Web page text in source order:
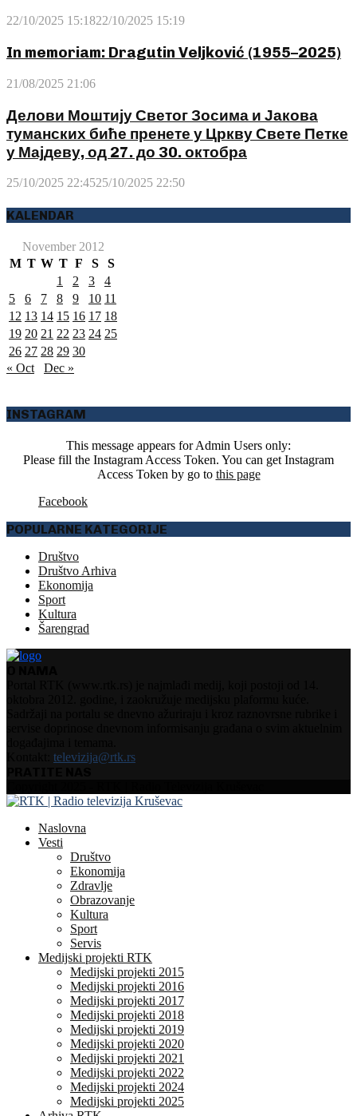
22/10/2025 15:1822/10/2025 15:19
In memoriam: Dragutin Veljković (1955–2025)
21/08/2025 21:06
Делови Моштију Светог Зосима и Јакова
туманских биће пренете у Цркву Свете Петке
у Мајдеву, од 27. до 30. октобра
25/10/2025 22:4525/10/2025 22:50
KALENDAR
November 2012
M T W T F S
S
1
2 3
4
5
6 7 8 9 10 11
12 13 14 15 16 17 18
19 20 21 22 23 24 25
26 27 28 29 30
« Oct
Dec »
INSTAGRAM
This message appears for Admin Users only:
Please fill the Instagram Access Token. You can get Instagram
Access Token by go to this page
Facebook
POPULARNE KATEGORIJE
Društvo
Društvo Arhiva
Ekonomija
Sport
Kultura
Šarengrad
televizija@rtk.rs
Naslovna
Vesti
Društvo
Ekonomija
Zdravlje
Obrazovanje
Kultura
Sport
Servis
Medijski projekti RTK
Medijski projekti 2015
Medijski projekti 2016
Medijski projekti 2017
Medijski projekti 2018
Medijski projekti 2019
Medijski projekti 2020
Medijski projekti 2021
Medijski projekti 2022
Medijski projekti 2024
Medijski projekti 2025